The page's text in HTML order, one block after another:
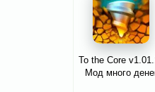
To the Core
Мод много